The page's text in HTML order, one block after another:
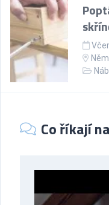
Co říkají